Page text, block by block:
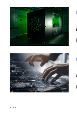
...